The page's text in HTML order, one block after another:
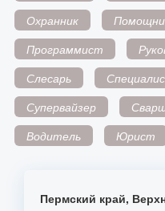
Охранник
Программист
Слесарь
Супервайзер
Водитель
Юрист
Пермский край,